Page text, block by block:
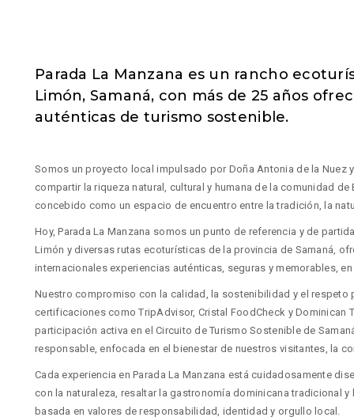
Parada La Manzana es un rancho
Limón, Samaná, con más de 25 años
auténticas de turismo sostenible.
Somos un proyecto local impulsado por Doña Antonia de la Nuez
compartir la riqueza natural, cultural y humana de la comunidad
concebido como un espacio de encuentro entre la tradición, la
Hoy, Parada La Manzana somos un punto de referencia y de
Limón y diversas rutas ecoturísticas de la provincia de Samaná,
internacionales experiencias auténticas, seguras y memorables, en
Nuestro compromiso con la calidad, la sostenibilidad y el
certificaciones como TripAdvisor, Cristal FoodCheck y Dominican
participación activa en el Circuito de Turismo Sostenible de
responsable, enfocada en el bienestar de nuestros visitantes, la
Cada experiencia en Parada La Manzana está cuidadosamente
con la naturaleza, resaltar la gastronomía dominicana tradicional
basada en valores de responsabilidad, identidad y orgullo local.